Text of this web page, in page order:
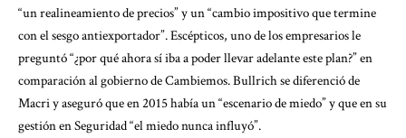
“un realineamiento de precios” y un “cambio impositivo que termine
con el sesgo antiexportador”. Escépticos, uno de los empresarios le
preguntó “¿por qué ahora sí iba a poder llevar adelante este plan?” en
comparación al gobierno de Cambiemos. Bullrich se diferenció de
Macri y aseguró que en 2015 había un “escenario de miedo” y que en su
gestión en Seguridad “el miedo nunca influyó”.